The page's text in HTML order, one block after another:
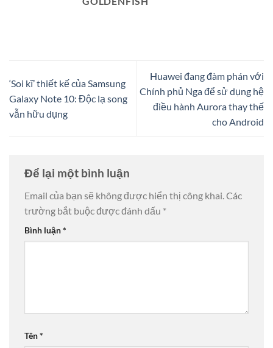
‘Soi kĩ’ thiết kế của Samsung
Galaxy Note 10: Độc lạ song
vẫn hữu dụng
Huawei đang đàm phán với
Chính phủ Nga để sử dụng hệ
điều hành Aurora thay thế
cho Android
Để lại một bình luận
Email của bạn sẽ không được hiển thị công khai.Các
trường bắt buộc được đánh dấu *
Bình luận*
Tên*